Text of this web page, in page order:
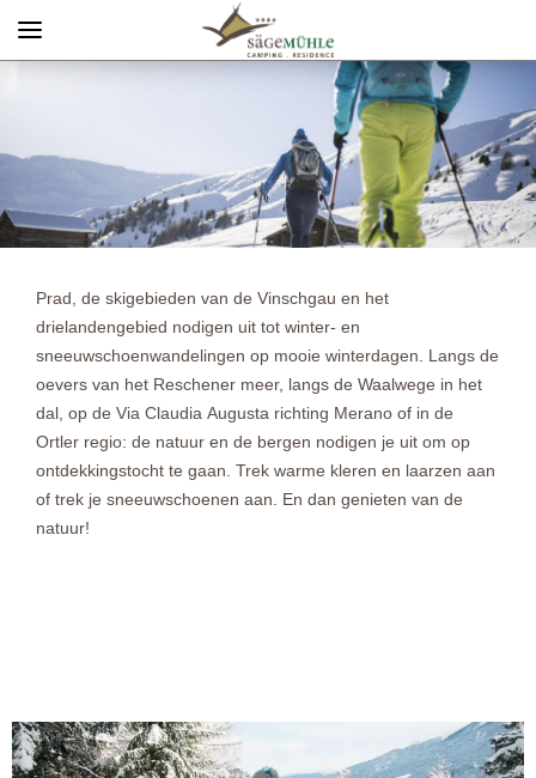
Menü
Prad, de skigebieden van de Vinschgau en het
drielandengebied nodigen uit tot winter- en
sneeuwschoenwandelingen op mooie winterdagen. Langs de
oevers van het Reschener meer, langs de Waalwege in het
dal, op de Via Claudia Augusta richting Merano of in de
Ortler regio: de natuur en de bergen nodigen je uit om op
ontdekkingstocht te gaan. Trek warme kleren en laarzen aan
of trek je sneeuwschoenen aan. En dan genieten van de
natuur!